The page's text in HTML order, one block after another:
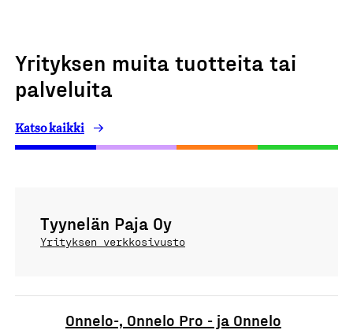
Yrityksen muita tuotteita tai
palveluita
Katso kaikki
Tyynelän Paja Oy
Yrityksen verkkosivusto
Onnelo-, Onnelo Pro - ja Onnelo